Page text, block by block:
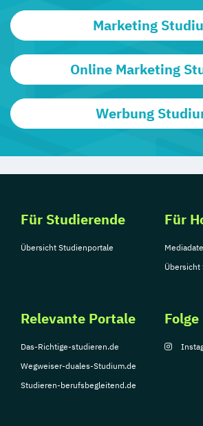
Marketing
Online Marketing
Werbung
Für Studierende
Übersicht Studienportale
Für
Übersicht
Relevante Portale
Das-Richtige-studieren.de
Wegweiser-duales-Studium.de
Studieren-berufsbegleitend.de